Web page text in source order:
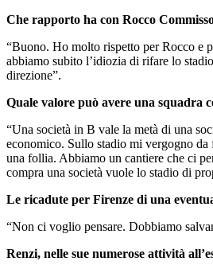
Che rapporto ha con Rocco
“Buono. Ho molto rispetto per Rocco e
abbiamo subito l’idiozia di rifare lo
direzione”.
Quale valore può avere una squadra
“Una società in B vale la metà di una
economico. Sullo stadio mi vergogno da
una follia. Abbiamo un cantiere che ci
compra una società vuole lo stadio di
Le ricadute per Firenze di una
“Non ci voglio pensare. Dobbiamo
Renzi, nelle sue numerose attività